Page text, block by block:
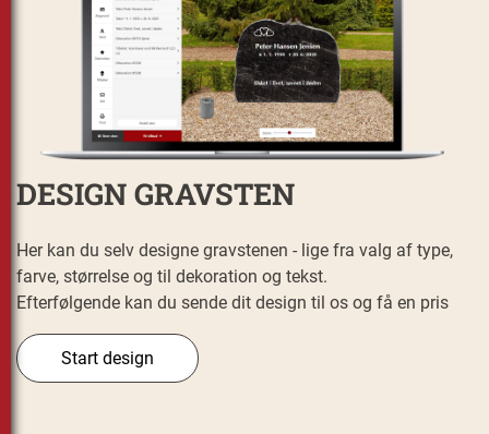
DESIGN GRAVSTEN
Her kan du selv designe gravstenen - lige fra valg af type,
farve, størrelse og til dekoration og tekst.
Efterfølgende kan du sende dit design til os og få en pris
Start design